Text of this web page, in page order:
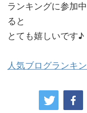
利用者
今回申し込みを行いま
でもあるものですが、
ータスだと有料ラウン
００円の年会費でプラ
ランキングに参加
ると
とても嬉しいです♪
人気ブログランキ